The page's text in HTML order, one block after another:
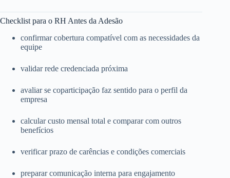
Checklist para o RH Antes da Adesão
confirmar cobertura compatível com as necessidades da
equipe
validar rede credenciada próxima
avaliar se coparticipação faz sentido para o perfil da
empresa
calcular custo mensal total e comparar com outros
benefícios
verificar prazo de carências e condições comerciais
preparar comunicação interna para engajamento